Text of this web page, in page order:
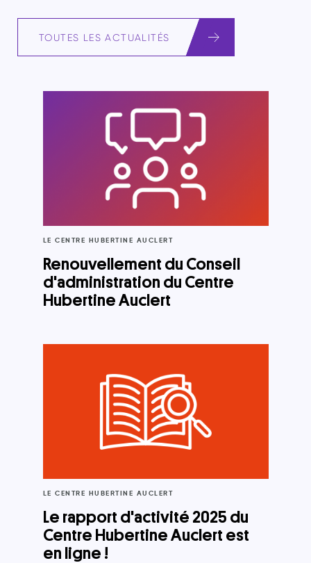
TOUTES LES ACTUALITÉS
LE CENTRE HUBERTINE AUCLERT
Renouvellement du Conseil
d'administration du Centre
Hubertine Auclert
LE CENTRE HUBERTINE AUCLERT
Le rapport d'activité 2025 du
Centre Hubertine Auclert est
en ligne !